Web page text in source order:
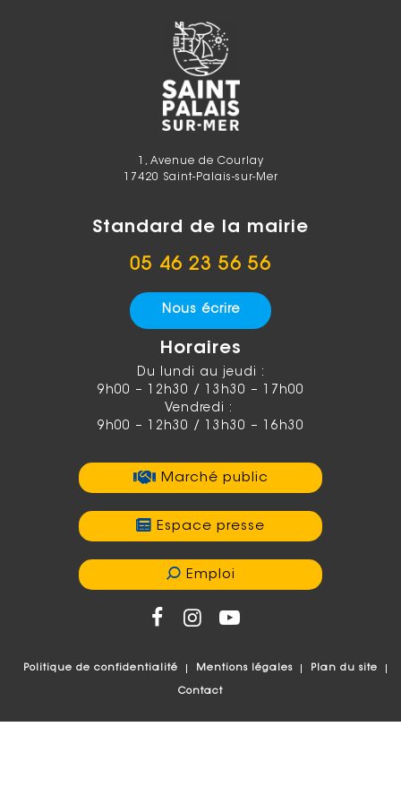
1, Avenue de Courlay
17420 Saint-Palais-sur-Mer
Standard de la mairie
05 46 23 56 56
Nous écrire
Horaires
Du lundi au jeudi :
9h00 – 12h30 / 13h30 – 17h00
Vendredi :
9h00 – 12h30 / 13h30 – 16h30
Marché public
Espace presse
Emploi
Politique de confidentialité Mentions légales Plan du site
Contact